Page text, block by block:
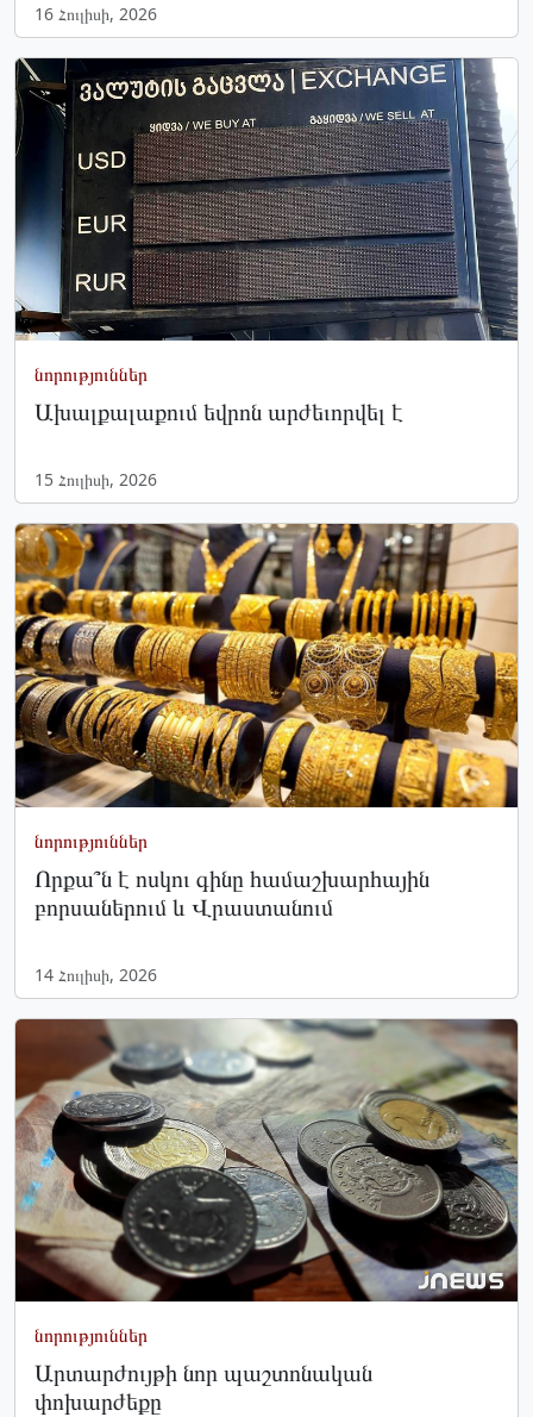
16 Հուլիսի, 2026
նորություններ
Ախալքալաքում եվրոն արժեւորվել է
15 Հուլիսի, 2026
նորություններ
Որքա՞ն է ոսկու գինը համաշխարհային
բորսաներում և Վրաստանում
14 Հուլիսի, 2026
նորություններ
Արտարժույթի նոր պաշտոնական
փոխարժեքը